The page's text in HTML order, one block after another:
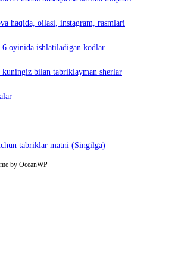
haqida, oilasi, instagram, rasmlari
oyinida ishlatiladigan kodlar
bilan tabriklayman sherlar
tabriklar matni (Singilga)
by OceanWP